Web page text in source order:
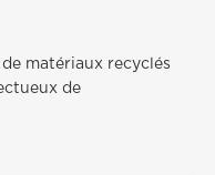
matériaux recyclés
de